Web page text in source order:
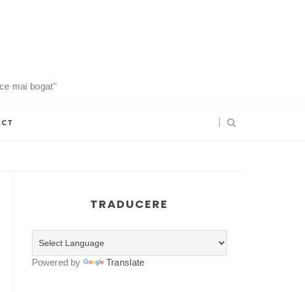
mai bogat"
TRADUCERE
Powered by Translate